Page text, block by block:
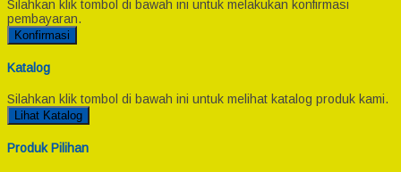
Silahkan klik tombol di bawah ini untuk melakukan konfirmasi
pembayaran.
Konfirmasi
Katalog
Silahkan klik tombol di bawah ini untuk melihat katalog produk kami.
Lihat Katalog
Produk Pilihan